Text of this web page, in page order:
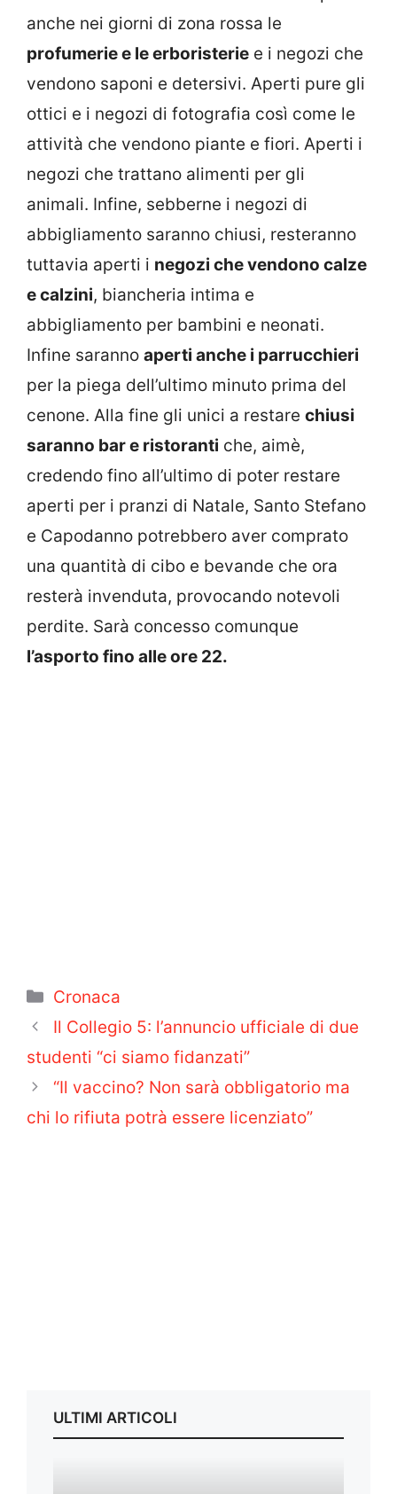
anche nei giorni di zona rossa le
profumerie e le erboristerie e i negozi che
vendono saponi e detersivi. Aperti pure gli
ottici e i negozi di fotografia così come le
attività che vendono piante e fiori. Aperti i
negozi che trattano alimenti per gli
animali. Infine, sebberne i negozi di
abbigliamento saranno chiusi, resteranno
tuttavia aperti i negozi che vendono calze
e calzini, biancheria intima e
abbigliamento per bambini e neonati.
Infine saranno aperti anche i parrucchieri
per la piega dell’ultimo minuto prima del
cenone. Alla fine gli unici a restare chiusi
saranno bar e ristoranti che, aimè,
credendo fino all’ultimo di poter restare
aperti per i pranzi di Natale, Santo Stefano
e Capodanno potrebbero aver comprato
una quantità di cibo e bevande che ora
resterà invenduta, provocando notevoli
perdite. Sarà concesso comunque
l’asporto fino alle ore 22.
Categorie
Cronaca
Il Collegio 5: l’annuncio ufficiale di due
studenti “ci siamo fidanzati”
“Il vaccino? Non sarà obbligatorio ma
chi lo rifiuta potrà essere licenziato”
ULTIMI ARTICOLI